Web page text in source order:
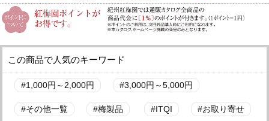
この商品で人気のキーワード
1,000円～2,000円 3,000円～5,000円
その他一覧 梅製品 ITQI お取り寄せ